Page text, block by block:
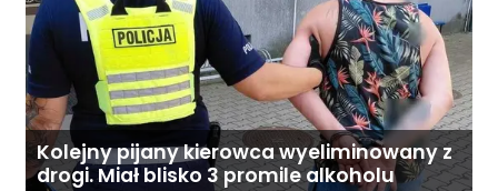
Kolejny pijany kierowca wyeliminowany z
drogi. Miał blisko 3 promile alkoholu